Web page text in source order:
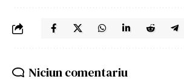
Niciun comentariu